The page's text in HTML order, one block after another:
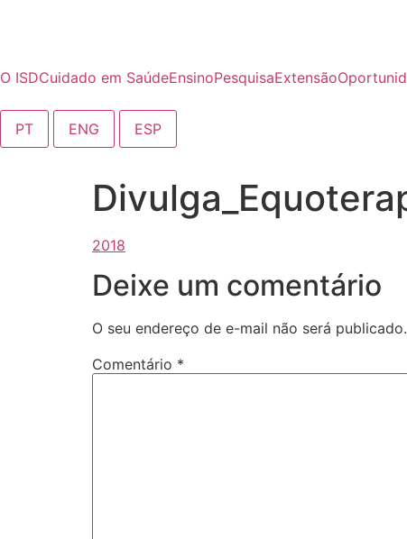
O ISDCuidado em SaúdeEnsinoPesquisaExtensão
PT ENG ESP
Deixe um comentário
O seu endereço de e-mail não será publicado.
Comentário *